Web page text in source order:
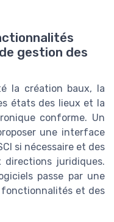
gestion des
la création baux, la
états des lieux et la
conforme. Un
une interface
si nécessaire et des
juridiques.
passe par une
et des